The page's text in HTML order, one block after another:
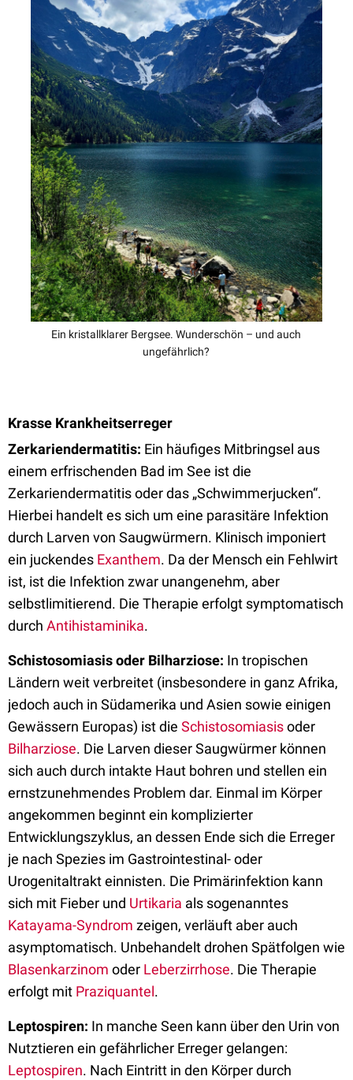
Ein kristallklarer Bergsee. Wunderschön – und auch
ungefährlich?
Krasse Krankheitserreger
Zerkariendermatitis: Ein häufiges Mitbringsel aus
einem erfrischenden Bad im See ist die
Zerkariendermatitis oder das „Schwimmerjucken“.
Hierbei handelt es sich um eine parasitäre Infektion
durch Larven von Saugwürmern. Klinisch imponiert
ein juckendes Exanthem. Da der Mensch ein Fehlwirt
ist, ist die Infektion zwar unangenehm, aber
selbstlimitierend. Die Therapie erfolgt symptomatisch
durch Antihistaminika.
Schistosomiasis oder Bilharziose: In tropischen
Ländern weit verbreitet (insbesondere in ganz Afrika,
jedoch auch in Südamerika und Asien sowie einigen
Gewässern Europas) ist die Schistosomiasisoder
Bilharziose. Die Larven dieser Saugwürmer können
sich auch durch intakte Haut bohren und stellen ein
ernstzunehmendes Problem dar. Einmal im Körper
angekommen beginnt ein komplizierter
Entwicklungszyklus, an dessen Ende sich die Erreger
je nach Spezies im Gastrointestinal- oder
Urogenitaltrakt einnisten. Die Primärinfektion kann
sich mit Fieber und Urtikaria als sogenanntes
Katayama-Syndrom zeigen, verläuft aber auch
asymptomatisch. Unbehandelt drohen Spätfolgen wie
Blasenkarzinom oder Leberzirrhose. Die Therapie
erfolgt mit Praziquantel.
Leptospiren: In manche Seen kann über den Urin von
Nutztieren ein gefährlicher Erreger gelangen:
Leptospiren. Nach Eintritt in den Körper durch